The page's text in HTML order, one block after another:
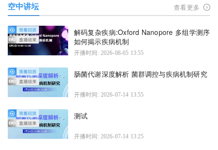
空中讲坛 查看更多
解码复杂疾病:Oxford Nanopore 多组学测序
如何揭示疾病机制
开播时间: 2026-08-05 13:55
肠菌代谢深度解析 菌群调控与疾病机制研究
开播时间: 2026-07-14 13:55
测试
开播时间: 2026-07-14 13:25